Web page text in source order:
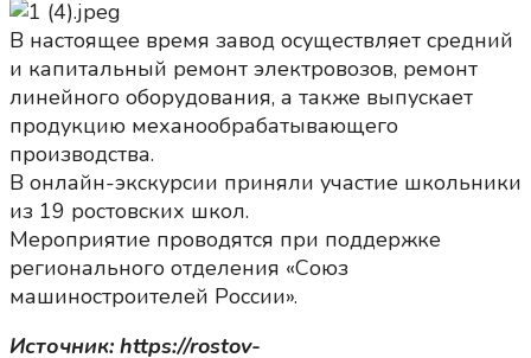
В настоящее время завод осуществляет средний
и капитальный ремонт электровозов, ремонт
линейного оборудования, а также выпускает
продукцию механообрабатывающего
производства.
В онлайн-экскурсии приняли участие школьники
из 19 ростовских школ.
Мероприятие проводятся при поддержке
регионального отделения «Союз
машиностроителей России».
Источник: https://rostov-